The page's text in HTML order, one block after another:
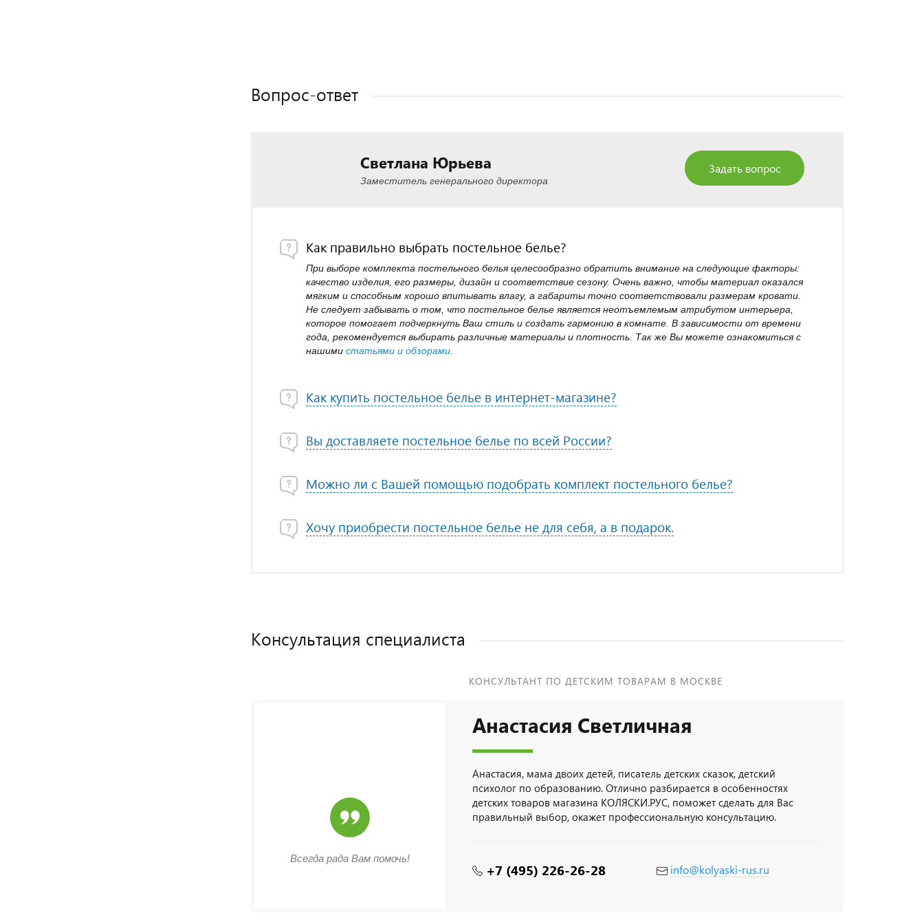
Вопрос-ответ
Светлана Юрьева
Заместитель генерального директора
Задать вопрос
Как правильно выбрать постельное белье?
При выборе комплекта постельного белья целесообразно обратить внимание на следующие факторы:
качество изделия, его размеры, дизайн и соответствие сезону. Очень важно, чтобы материал оказался
мягким и способным хорошо впитывать влагу, а габариты точно соответствовали размерам кровати.
Не следует забывать о том, что постельное белье является неотъемлемым атрибутом интерьера,
которое помогает подчеркнуть Ваш стиль и создать гармонию в комнате. В зависимости от времени
года, рекомендуется выбирать различные материалы и плотность. Так же Вы можете ознакомиться с
нашими статьями и обзорами
Как купить постельное белье в интернет-магазине?
Вы доставляете постельное белье по всей России?
Можно ли с Вашей помощью подобрать комплект постельного белье?
Хочу приобрести постельное белье не для себя, а в подарок.
Консультация специалиста
КОНСУЛЬТАНТ ПО ДЕТСКИМ ТОВАРАМ В МОСКВЕ
Анастасия Светличная
Анастасия, мама двоих детей, писатель детских сказок, детский
психолог по образованию. Отлично разбирается в особенностях
детских товаров магазина КОЛЯСКИ.РУС, поможет сделать для Вас
правильный выбор, окажет профессиональную консультацию.
+7 (495) 226-26-28 info@kolyaski-rus.ru
Всегда рада Вам помочь!